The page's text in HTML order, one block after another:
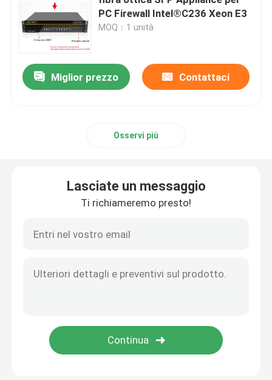
Computer firewall
Mini PC di OPS
PC per l'estrazione di criptovalute
Scheda madre firewall
PC Firewall Intel®C236 Xeon E3
MOQ：1 unità
Miglior prezzo Contattaci
Osservi più
Lasciate un messaggio
Ti richiameremo presto!